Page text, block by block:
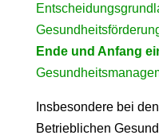
Ende und Anfang
Insbesondere bei
Betrieblichen